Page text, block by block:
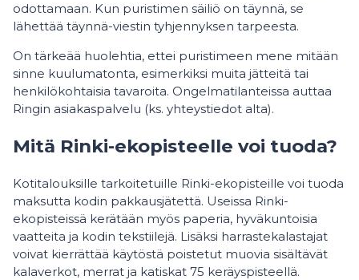
odottamaan. Kun puristimen säiliö on täynnä, se
lähettää täynnä-viestin tyhjennyksen tarpeesta.
On tärkeää huolehtia, ettei puristimeen mene mitään
sinne kuulumatonta, esimerkiksi muita jätteitä tai
henkilökohtaisia tavaroita. Ongelmatilanteissa auttaa
Ringin asiakaspalvelu (ks. yhteystiedot alta).
Mitä Rinki-ekopisteelle voi tuoda?
Kotitalouksille tarkoitetuille Rinki-ekopisteille voi tuoda
maksutta kodin pakkausjätettä. Useissa Rinki-
ekopisteissä kerätään myös paperia, hyväkuntoisia
vaatteita ja kodin tekstiilejä. Lisäksi harrastekalastajat
voivat kierrättää käytöstä poistetut muovia sisältävät
kalaverkot, merrat ja katiskat 75 keräyspisteellä.